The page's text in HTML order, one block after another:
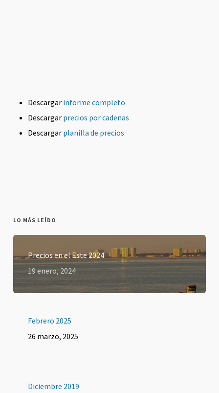
Descargar informe completo
Descargar precios por cadenas
Descargar planilla de precios
LO MÁS LEÍDO
Precios en el Este 2024
19 enero, 2024
Febrero 2025
26 marzo, 2025
Diciembre 2019